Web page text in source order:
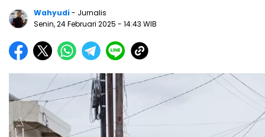
Wahyudi- Jurnalis
Senin, 24 Februari 2025 - 14:43 WIB